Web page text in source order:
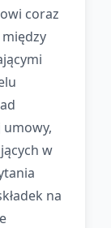
coraz
umowy,
w
na